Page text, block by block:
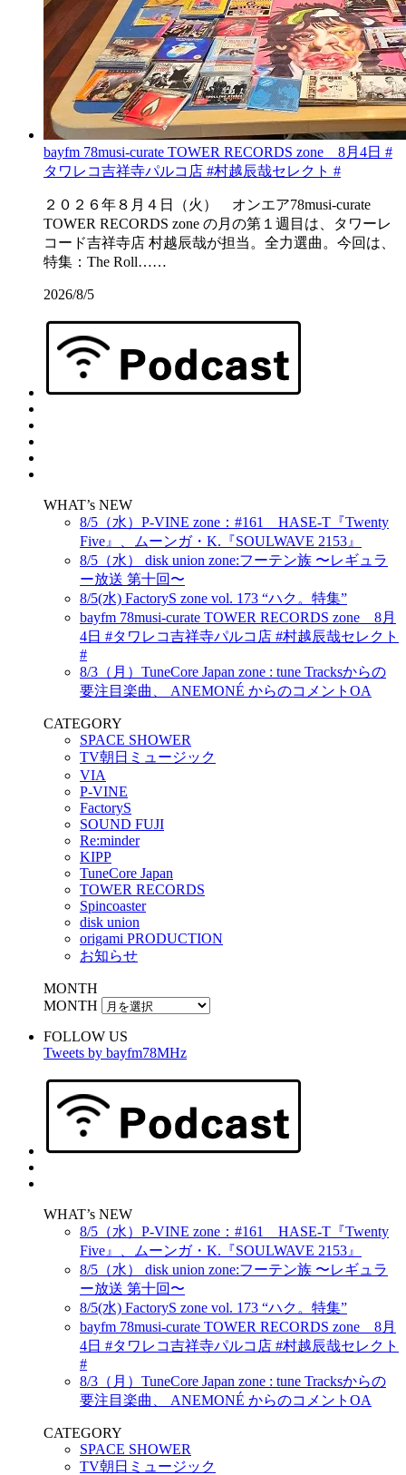
bayfm 78musi-curate TOWER RECORDS zone 8月4日 #
タワレコ吉祥寺パルコ店 #村越辰哉セレクト #
２０２６年８月４日（火） オンエア78musi-curate
TOWER RECORDS zone の月の第１週目は、タワーレ
コード吉祥寺店 村越辰哉が担当。全力選曲。今回は、
特集：The Roll……
2026/8/5
WHAT’s NEW
8/5（水）P-VINE zone：#161 HASE-T『Twenty
Five』、ムーンガ・K.『SOULWAVE 2153』
8/5（水） disk union zone:フーテン族 〜レギュラ
ー放送 第十回〜
8/5(水) FactoryS zone vol. 173 “ハク。特集”
bayfm 78musi-curate TOWER RECORDS zone 8月
4日 #タワレコ吉祥寺パルコ店 #村越辰哉セレクト
#
8/3（月）TuneCore Japan zone : tune Tracksからの
要注目楽曲、 ANEMONÉ からのコメントOA
CATEGORY
SPACE SHOWER
TV朝日ミュージック
VIA
P-VINE
FactoryS
SOUND FUJI
Re:minder
KIPP
TuneCore Japan
TOWER RECORDS
Spincoaster
disk union
origami PRODUCTION
お知らせ
MONTH
MONTH
FOLLOW US
Tweets by bayfm78MHz
WHAT’s NEW
8/5（水）P-VINE zone：#161 HASE-T『Twenty
Five』、ムーンガ・K.『SOULWAVE 2153』
8/5（水） disk union zone:フーテン族 〜レギュラ
ー放送 第十回〜
8/5(水) FactoryS zone vol. 173 “ハク。特集”
bayfm 78musi-curate TOWER RECORDS zone 8月
4日 #タワレコ吉祥寺パルコ店 #村越辰哉セレクト
#
8/3（月）TuneCore Japan zone : tune Tracksからの
要注目楽曲、 ANEMONÉ からのコメントOA
CATEGORY
SPACE SHOWER
TV朝日ミュージック